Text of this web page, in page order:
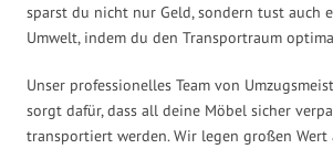
sparst du nicht nur Geld, sondern tust auch
Umwelt, indem du den Transportraum
Unser professionelles Team von
sorgt dafür, dass all deine Möbel sicher
transportiert werden. Wir legen großen